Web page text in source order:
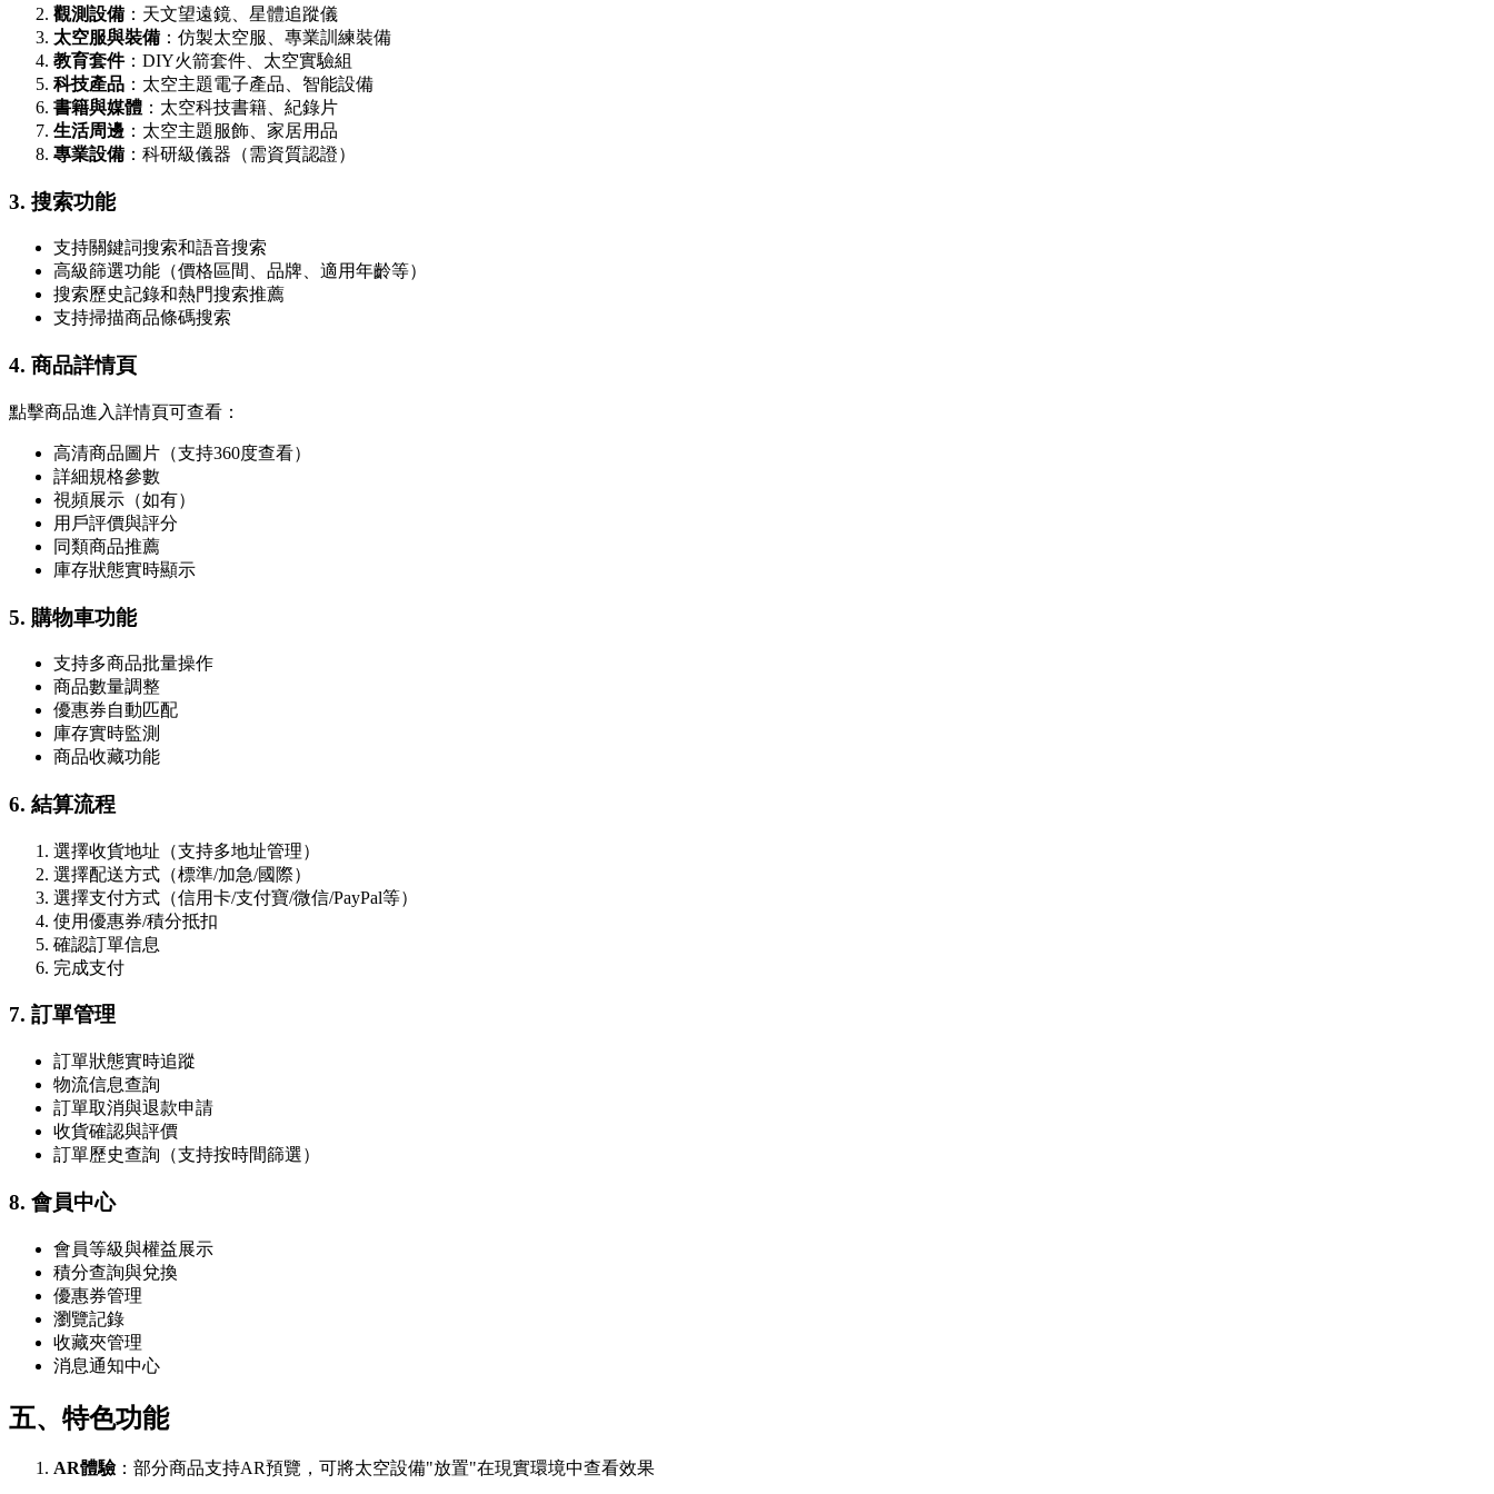
觀測設備 ：天文望遠鏡、星體追蹤儀
太空服與裝備 ：仿製太空服、專業訓練裝備
教育套件：DIY火箭套件、太空實驗組
科技產品 ：太空主題電子產品、智能設備
書籍與媒體 ：太空科技書籍、紀錄片
生活周邊 ：太空主題服飾、家居用品
專業設備 ：科研級儀器（需資質認證）
3. 搜索功能
支持關鍵詞搜索和語音搜索
高級篩選功能（價格區間、品牌、適用年齡等）
搜索歷史記錄和熱門搜索推薦
支持掃描商品條碼搜索
4. 商品詳情頁
點擊商品進入詳情頁可查看：
高清商品圖片（支持360度查看）
詳細規格參數
視頻展示（如有）
用戶評價與評分
同類商品推薦
庫存狀態實時顯示
5. 購物車功能
支持多商品批量操作
商品數量調整
優惠券自動匹配
庫存實時監測
商品收藏功能
6. 結算流程
選擇收貨地址（支持多地址管理）
選擇配送方式（標準/加急/國際）
選擇支付方式（信用卡/支付寶/微信/PayPal等）
使用優惠券/積分抵扣
確認訂單信息
完成支付
7. 訂單管理
訂單狀態實時追蹤
物流信息查詢
訂單取消與退款申請
收貨確認與評價
訂單歷史查詢（支持按時間篩選）
8. 會員中心
會員等級與權益展示
積分查詢與兌換
優惠券管理
瀏覽記錄
收藏夾管理
消息通知中心
五、特色功能
AR體驗：部分商品支持AR預覽，可將太空設備"放置"在現實環境中查看效果